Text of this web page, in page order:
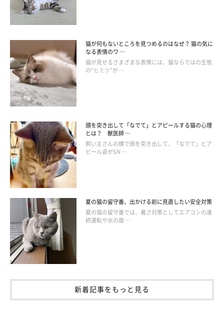
getty
ができることがあります。ふだんの生活の中でも、ぜひ実践して
ください。
①予防ワクチンを定期的に接種する
FeLVをはじめ、ワクチンで予防できる感染症は複数ありますの
で、予防には定期的なワクチン接種が重要です。接種するワクチ
ンの種類やスケジュールはかかりつけの動物病院で相談しましょ
う。
猫が何もないところを見つめるのはなぜ？ 猫の気に
なる表情のワ …
猫が見せるさまざまな表情には、猫ならではの生態
の“ヒミツ”が …
頭を突き出して「なでて」とアピールする猫の心理
とは？ 獣医師 …
飼い主さんの横で頭を突き出して、「なでて」とア
ピール姿がSN …
夏の猫の留守番、出かける前に見直したい安全対策
夏の猫の留守番では、暑さ対策としてエアコンの連
続運転や水の複 …
新着記事をもっと見る